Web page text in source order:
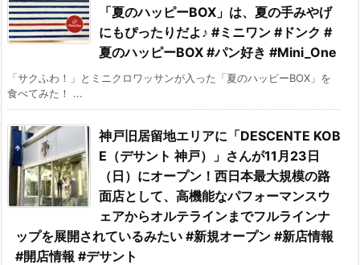
「夏のハッピーBOX」は、夏の手みやげ
にもぴったりだよ♪ #ミニワン #ドンク #
夏のハッピーBOX #パン好き #Mini_One
「サクふわ！」とミニクロワッサンが入った「夏のハッピーBOX」を
食べてみた！ ...
神戸旧居留地エリアに「DESCENTE KOB
E（デサント 神戸）」さんが11月23日
（日）にオープン！西日本最大規模の路
面店として、高機能なパフォーマンスウ
ェアからオルテラインまでフルラインナ
ップを展開されているみたい #新規オープン #新店情報
#開店情報 #デサント